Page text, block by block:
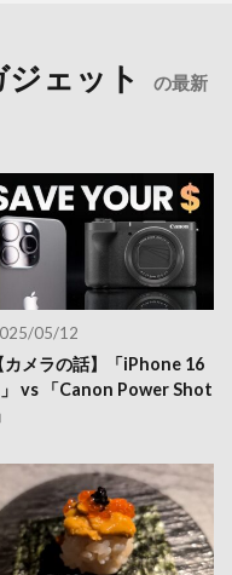
ェット の最新
05/12
メラの話】「iPhone 16
vs 「Canon Power Shot